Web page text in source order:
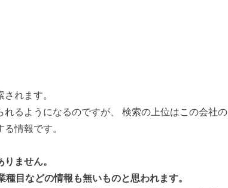
れます。
るようになるのですが、 検索の上位はこの会社の
情報です。
ません。
目などの情報も無いものと思われます。